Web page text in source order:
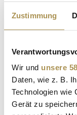
Zustimmung
Wir und unsere
Daten, wie z. B.
Technologien wie
Gerät zu
Frauensolidarität"
Wirtschaft und
Netzwerk
zusammen. So zum
die "Summer Night"